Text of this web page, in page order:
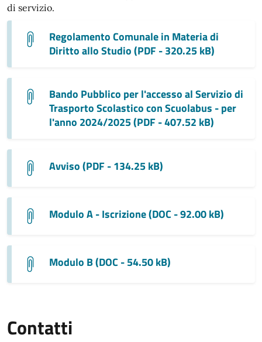
di servizio.
Regolamento Comunale in Materia di
Diritto allo Studio (PDF - 320.25 kB)
Bando Pubblico per l'accesso al Servizio di
Trasporto Scolastico con Scuolabus - per
l'anno 2024/2025 (PDF - 407.52 kB)
Avviso (PDF - 134.25 kB)
Modulo A - Iscrizione (DOC - 92.00 kB)
Modulo B (DOC - 54.50 kB)
Contatti